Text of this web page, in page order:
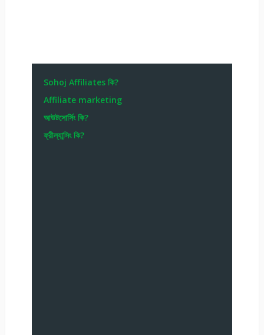
Sohoj Affiliates কি?
Affiliate marketing
আউটসোর্সিং কি?
ফ্রীল্যান্সিং কি?